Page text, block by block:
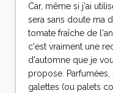
Car, même si j'ai
sera sans doute ma
tomate fraîche de
c'est vraiment une
d'automne que je
propose. Parfumées,
galettes (ou palets
Balade